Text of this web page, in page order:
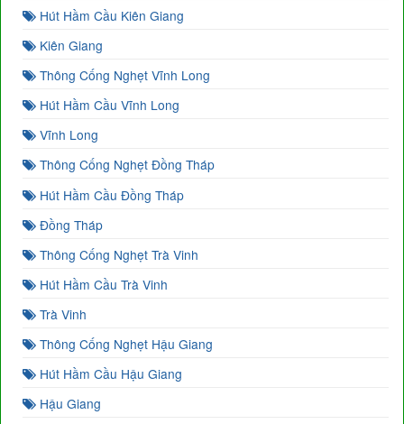
Hút Hầm Cầu Kiên Giang
Kiên Giang
Thông Cống Nghẹt Vĩnh Long
Hút Hầm Cầu Vĩnh Long
Vĩnh Long
Thông Cống Nghẹt Đồng Tháp
Hút Hầm Cầu Đồng Tháp
Đồng Tháp
Thông Cống Nghẹt Trà Vinh
Hút Hầm Cầu Trà Vinh
Trà Vinh
Thông Cống Nghẹt Hậu Giang
Hút Hầm Cầu Hậu Giang
Hậu Giang